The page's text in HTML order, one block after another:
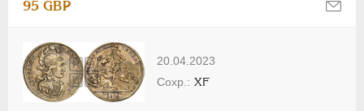
95 GBP
20.04.2023
XF